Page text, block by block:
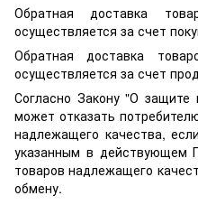
Обратная доставка
осуществляется за счет
Обратная доставка
осуществляется за счет
Согласно Закону "О защите
может отказать
надлежащего качества,
указанным в действующем
товаров надлежащего
обмену.